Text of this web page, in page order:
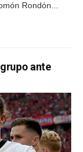
Rondón...
ante